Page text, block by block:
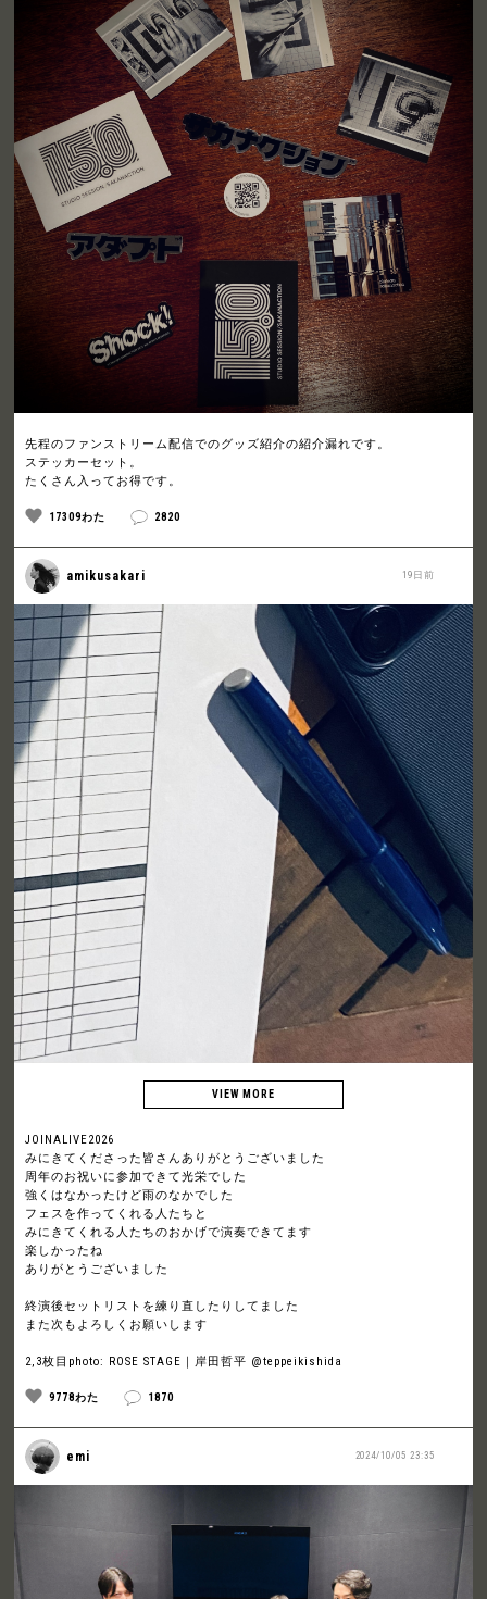
先程のファンストリーム配信でのグッズ紹介の紹介漏れです。
ステッカーセット。
たくさん入ってお得です。
17309わた 2820
19日前
amikusakari
JOINALIVE2026
みにきてくださった皆さんありがとうございました
周年のお祝いに参加できて光栄でした
強くはなかったけど雨のなかでした
フェスを作ってくれる人たちと
みにきてくれる人たちのおかげで演奏できてます
楽しかったね
ありがとうございました
終演後セットリストを練り直したりしてました
また次もよろしくお願いします
2,3枚目photo: ROSE STAGE｜岸田哲平 @teppeikishida
9778わた 1870
2024/10/05 23:35
emi